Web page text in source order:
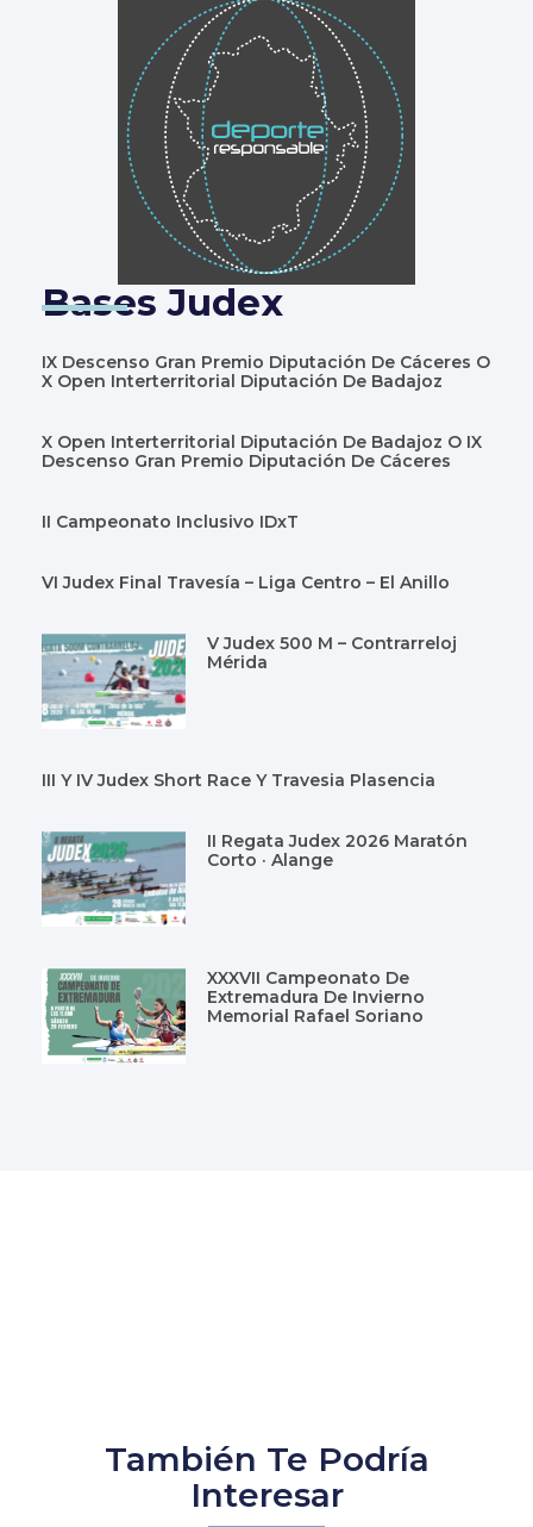
Bases Judex
IX Descenso Gran Premio Diputación De Cáceres O
X Open Interterritorial Diputación De Badajoz
X Open Interterritorial Diputación De Badajoz O IX
Descenso Gran Premio Diputación De Cáceres
II Campeonato Inclusivo IDxT
VI Judex Final Travesía – Liga Centro – El Anillo
V Judex 500 M – Contrarreloj
Mérida
III Y IV Judex Short Race Y Travesia Plasencia
II Regata Judex 2026 Maratón
Corto · Alange
XXXVII Campeonato De
Extremadura De Invierno
Memorial Rafael Soriano
También Te Podría
Interesar